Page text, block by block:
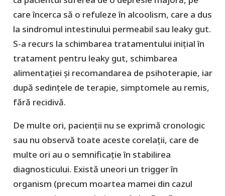
care încerca să o refuleze în alcoolism, care a dus
la sindromul intestinului permeabil sau leaky gut.
S-a recurs la schimbarea tratamentului inițial în
tratament pentru leaky gut, schimbarea
alimentației și recomandarea de psihoterapie, iar
după sedințele de terapie, simptomele au remis,
fără recidivă.
De multe ori, pacienții nu se exprimă cronologic
sau nu observă toate aceste corelații, care de
multe ori au o semnificație în stabilirea
diagnosticului. Există uneori un trigger în
organism (precum moartea mamei din cazul